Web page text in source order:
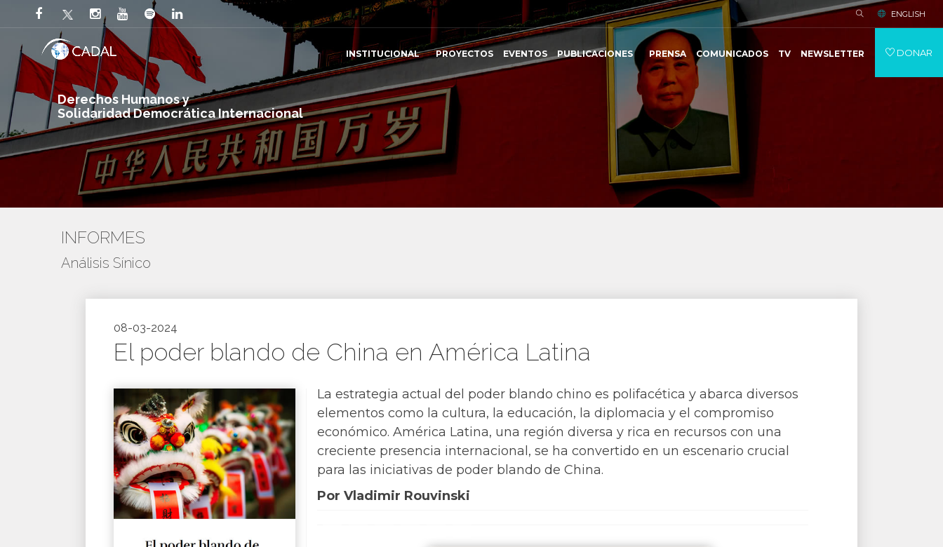
Derechos Humanos y
Solidaridad Democrática Internacional
ENGLISH
INSTITUCIONAL PROYECTOS EVENTOS PUBLICACIONES PRENSA COMUNICADOS TV NEWSLETTER DONAR
INFORMES
Análisis Sínico
08-03-2024
El poder blando de China en América Latina
La estrategia actual del poder blando chino es polifacética y abarca diversos
elementos como la cultura, la educación, la diplomacia y el compromiso
económico. América Latina, una región diversa y rica en recursos con una
creciente presencia internacional, se ha convertido en un escenario crucial
para las iniciativas de poder blando de China.
Por Vladimir Rouvinski